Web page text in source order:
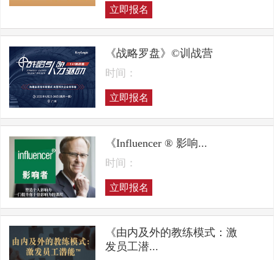
立即报名
《战略罗盘》©训战营
时间：
立即报名
《Influencer ® 影响...
时间：
立即报名
《由内及外的教练模式：激
发员工潜...